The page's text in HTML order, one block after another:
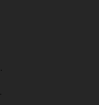
.
.